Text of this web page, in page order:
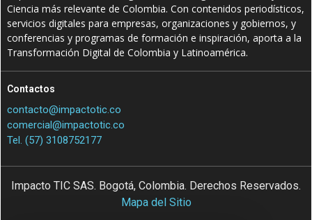
Ciencia más relevante de Colombia. Con contenidos periodísticos,
servicios digitales para empresas, organizaciones y gobiernos, y
conferencias y programas de formación e inspiración, aporta a la
Transformación Digital de Colombia y Latinoamérica.
Contactos
contacto@impactotic.co
comercial@impactotic.co
Tel. (57) 3108752177
Impacto TIC SAS. Bogotá, Colombia. Derechos Reservados.
Mapa del Sitio